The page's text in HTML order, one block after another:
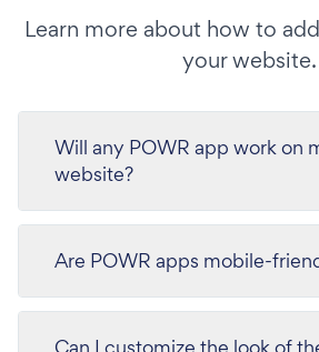
Learn more about how to
your website.
Will any POWR app work on
website?
Are POWR apps mobile-